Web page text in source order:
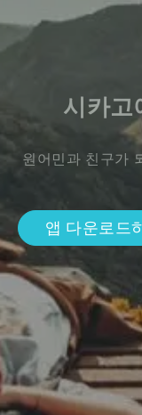
시카고
원어민과 친구가
앱 다운로드